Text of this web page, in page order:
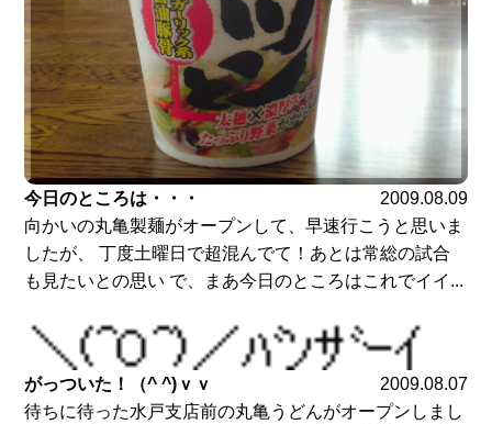
今日のところは・・・
2009.08.09
向かいの丸亀製麺がオープンして、早速行こうと思いま
したが、 丁度土曜日で超混んでて！あとは常総の試合
も見たいとの思い で、まあ今日のところはこれでイイ...
がっついた！（^ ^)ｖｖ
2009.08.07
待ちに待った水戸支店前の丸亀うどんがオープンしまし